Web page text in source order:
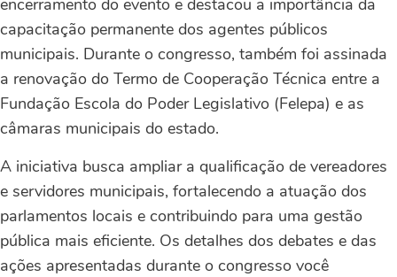
encerramento do evento e destacou a importância da
capacitação permanente dos agentes públicos
municipais. Durante o congresso, também foi assinada
a renovação do Termo de Cooperação Técnica entre a
Fundação Escola do Poder Legislativo (Felepa) e as
câmaras municipais do estado.
A iniciativa busca ampliar a qualificação de vereadores
e servidores municipais, fortalecendo a atuação dos
parlamentos locais e contribuindo para uma gestão
pública mais eficiente. Os detalhes dos debates e das
ações apresentadas durante o congresso você